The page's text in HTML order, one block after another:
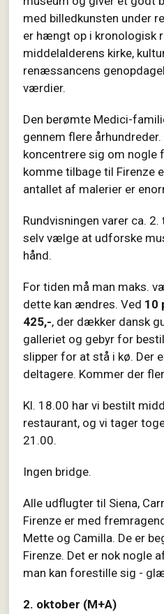
med billedkunsten under
er hængt op i kronologisk
middelalderens kirke,
renæssancens
værdier.
Den berømte Medici-
gennem flere
koncentrere sig om nogle
komme tilbage til Firenze
antallet af malerier er
Rundvisningen varer ca.
selv vælge at udforske
hånd.
For tiden må man maks.
dette kan ændres. Ved 10
425,-, der dækker dansk
galleriet og gebyr for
slipper for at stå i kø. Der
deltagere. Kommer der
Kl. 18.00 har vi bestilt
restaurant, og vi tager
21.00.
Ingen bridge.
Alle udflugter til Siena,
Firenze er med
Mette og Camilla. De er
Firenze. Det er nok nogle
man kan forestille sig -
2. oktober (M+A)